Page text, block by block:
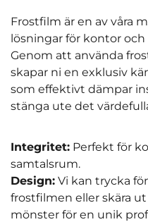
Frostfilm är en av våra
lösningar för kontor
Genom att använda
skapar ni en exklusiv
som effektivt dämpar
stänga ute det
Integritet: Perfekt för
samtalsrum.
Design: Vi kan trycka
frostfilmen eller skära
mönster för en unik